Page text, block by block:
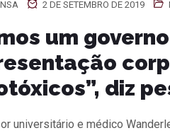
2 DE SETEMBRO DE 2019
um
diz
universitário e médico